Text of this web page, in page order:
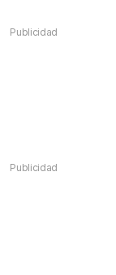
Publicidad
Publicidad